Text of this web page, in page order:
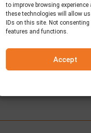
to improve browsing
these technologies will allow
IDs on this site. Not
features and functions.
Accept
равномерна смес.
от сирене,